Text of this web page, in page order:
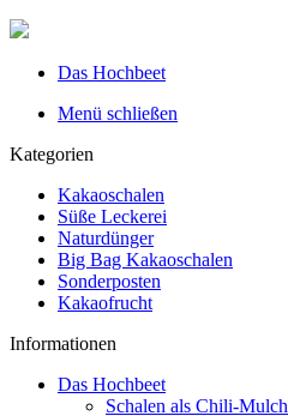
Das Hochbeet
Menü schließen
Kategorien
Kakaoschalen
Süße Leckerei
Naturdünger
Big Bag Kakaoschalen
Sonderposten
Kakaofrucht
Informationen
Das Hochbeet
Schalen als Chili-Mulch